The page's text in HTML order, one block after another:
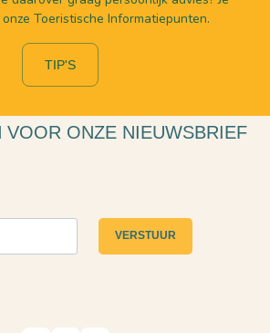
Toeristische Informatiepunten.
TIP'S
VOOR ONZE NIEUWSBRIEF
VERSTUUR